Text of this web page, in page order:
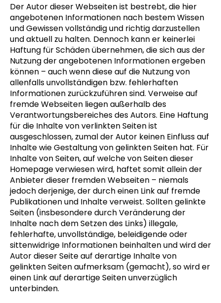
Der Autor dieser Webseiten ist bestrebt, die hier
angebotenen Informationen nach bestem Wissen
und Gewissen vollständig und richtig darzustellen
und aktuell zu halten. Dennoch kann er keinerlei
Haftung für Schäden übernehmen, die sich aus der
Nutzung der angebotenen Informationen ergeben
können – auch wenn diese auf die Nutzung von
allenfalls unvollständigen bzw. fehlerhaften
Informationen zurückzuführen sind. Verweise auf
fremde Webseiten liegen außerhalb des
Verantwortungsbereiches des Autors. Eine Haftung
für die Inhalte von verlinkten Seiten ist
ausgeschlossen, zumal der Autor keinen Einfluss auf
Inhalte wie Gestaltung von gelinkten Seiten hat. Für
Inhalte von Seiten, auf welche von Seiten dieser
Homepage verwiesen wird, haftet somit allein der
Anbieter dieser fremden Webseiten – niemals
jedoch derjenige, der durch einen Link auf fremde
Publikationen und Inhalte verweist. Sollten gelinkte
Seiten (insbesondere durch Veränderung der
Inhalte nach dem Setzen des Links) illegale,
fehlerhafte, unvollständige, beleidigende oder
sittenwidrige Informationen beinhalten und wird der
Autor dieser Seite auf derartige Inhalte von
gelinkten Seiten aufmerksam (gemacht), so wird er
einen Link auf derartige Seiten unverzüglich
unterbinden.